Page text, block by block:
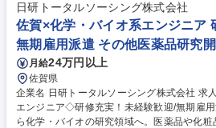
月の研修を実施。化学はHPLCやGCの実機
等、プロ講師が丁寧に指導。PCスキルやマ
があるため、専門知識や職歴がなくても安心
ェクトで活躍できます。 募集職種 ◇九州×化学・バイオ系エンジニア◇研
修充実！未経験歓迎/無期雇用派遣
日研トータルソーシング株式会社
佐賀×化学・バイオ系エンジニア
無期雇用派遣 その他医薬品研究
月給24万円以上
佐賀県
企業名 日研トータルソーシング株式会社 求人名 ◇佐賀×化学・バイオ系
エンジニア◇研修充実！未経験歓迎/無期雇用派遣 仕事の内容 知識
ら化学・バイオの研究領域へ。医薬品や化